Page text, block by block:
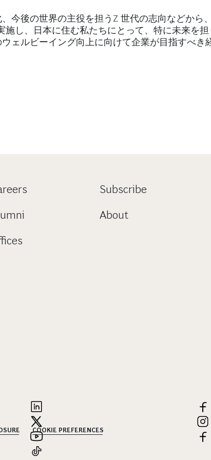
今後の世界の主役を担うZ 世代の志向などから
し、日本に住む私たちにとって、特に未来を
ェルビーイング向上に向けて企業が目指すべき
Subscribe
About
COOKIE PREFERENCES